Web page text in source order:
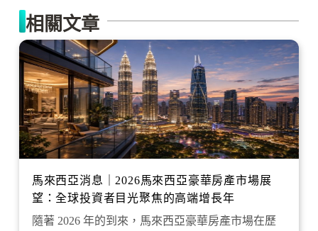
相關文章
馬來西亞消息｜2026馬來西亞豪華房產市場展
望：全球投資者目光聚焦的高端增長年
隨著 2026 年的到來，馬來西亞豪華房產市場在歷